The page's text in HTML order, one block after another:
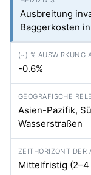
Ausbreitung
Baggerkosten
-0.6%
Asien-Pazifik,
Wasserstraßen
Mittelfristig (2–4